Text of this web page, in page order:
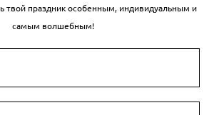
твой праздник особенным, индивидуальным и
самым волшебным!